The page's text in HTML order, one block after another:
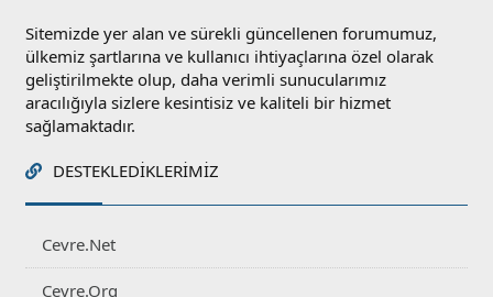
Sitemizde yer alan ve sürekli güncellenen forumumuz,
ülkemiz şartlarına ve kullanıcı ihtiyaçlarına özel olarak
geliştirilmekte olup, daha verimli sunucularımız
aracılığıyla sizlere kesintisiz ve kaliteli bir hizmet
sağlamaktadır.
DESTEKLEDIKLERIMIZ
Cevre.Net
Cevre.Org